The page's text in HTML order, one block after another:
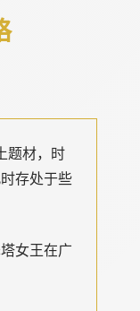
题材，时
存处于些
女王在广